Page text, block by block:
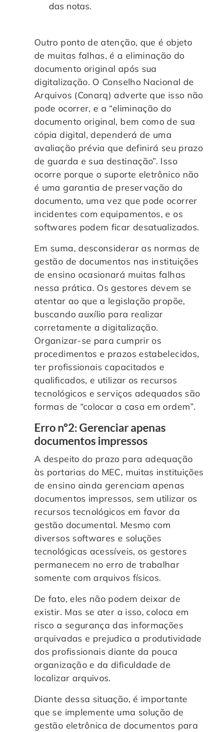
das notas.
Outro ponto de atenção, que é objeto
de muitas falhas, é a eliminação do
documento original após sua
digitalização. O Conselho Nacional de
Arquivos (Conarq) adverte que isso não
pode ocorrer, e a “eliminação do
documento original, bem como de sua
cópia digital, dependerá de uma
avaliação prévia que definirá seu prazo
de guarda e sua destinação”. Isso
ocorre porque o suporte eletrônico não
é uma garantia de preservação do
documento, uma vez que pode ocorrer
incidentes com equipamentos, e os
softwares podem ficar desatualizados.
Em suma, desconsiderar as normas de
gestão de documentos nas instituições
de ensino ocasionará muitas falhas
nessa prática. Os gestores devem se
atentar ao que a legislação propõe,
buscando auxílio para realizar
corretamente a digitalização.
Organizar-se para cumprir os
procedimentos e prazos estabelecidos,
ter profissionais capacitados e
qualificados, e utilizar os recursos
tecnológicos e serviços adequados são
formas de “colocar a casa em ordem”.
Erro nº2: Gerenciar apenas
documentos impressos
A despeito do prazo para adequação
às portarias do MEC, muitas instituições
de ensino ainda gerenciam apenas
documentos impressos, sem utilizar os
recursos tecnológicos em favor da
gestão documental. Mesmo com
diversos softwares e soluções
tecnológicas acessíveis, os gestores
permanecem no erro de trabalhar
somente com arquivos físicos.
De fato, eles não podem deixar de
existir. Mas se ater a isso, coloca em
risco a segurança das informações
arquivadas e prejudica a produtividade
dos profissionais diante da pouca
organização e da dificuldade de
localizar arquivos.
Diante dessa situação, é importante
que se implemente uma solução de
gestão eletrônica de documentos para